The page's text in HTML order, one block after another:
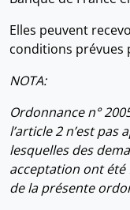
Elles peuvent
conditions prévues
NOTA:
Ordonnance n°
l’article 2 n’est
lesquelles des
acceptation ont été
de la présente